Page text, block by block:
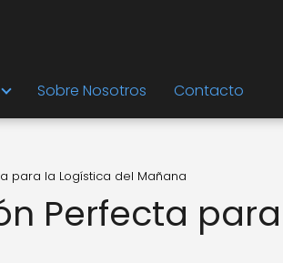
Sobre Nosotros Contacto
para la Logística del Mañana
Perfecta para